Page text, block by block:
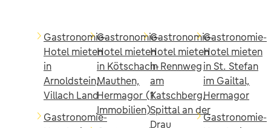
Gastronomie-
Hotel mieten
in
Arnoldstein,
Villach Land
Gastronomie-
Gastronomie-
Hotel mieten
in Kötschach-
Mauthen,
Hermagor (1
Immobilien)
Gastronomie-
Hotel mieten
in Rennweg
am
Katschberg,
Spittal an der
Drau
Gastronomie-
Hotel mieten
in St. Stefan
im Gailtal,
Hermagor
Gastronomie-